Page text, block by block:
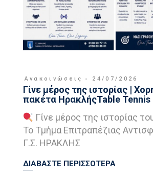
Ανακοινώσεις 24/07/2026
Γίνε μέρος της ιστορίας |
πακέτα ΗρακλήςTable Tennis
Γίνε μέρος της ιστορίας
Το Τμήμα Επιτραπέζιας
Γ.Σ. ΗΡΑΚΛΗΣ
ΔΙΑΒΑΣΤΕ ΠΕΡΙΣΣΟΤΕΡΑ